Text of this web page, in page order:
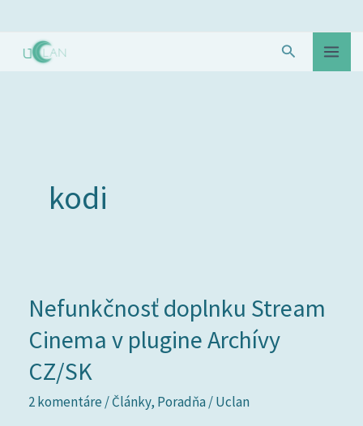
obsah
Hľadať
kodi
Nefunkčnosť doplnku Stream
Cinema v plugine Archívy
CZ/SK
2 komentáre /Články, Poradňa/Uclan
doplnku
Stream
Cinema
v
plugine